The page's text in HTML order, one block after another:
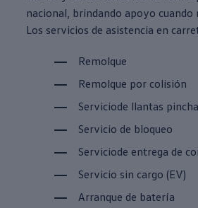
nacional, brindando apoyo cuando
Los servicios de asistencia en
Remolque
Remolque por colisión
Serviciode llantas
Servicio de bloqueo
Serviciode entrega de
Servicio sin cargo (EV)
Arranque de batería